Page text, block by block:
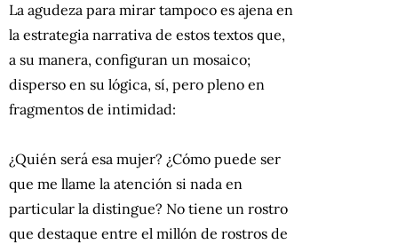
La agudeza para mirar tampoco es ajena en
la estrategia narrativa de estos textos que,
a su manera, configuran un mosaico;
disperso en su lógica, sí, pero pleno en
fragmentos de intimidad:
¿Quién será esa mujer? ¿Cómo puede ser
que me llame la atención si nada en
particular la distingue? No tiene un rostro
que destaque entre el millón de rostros de